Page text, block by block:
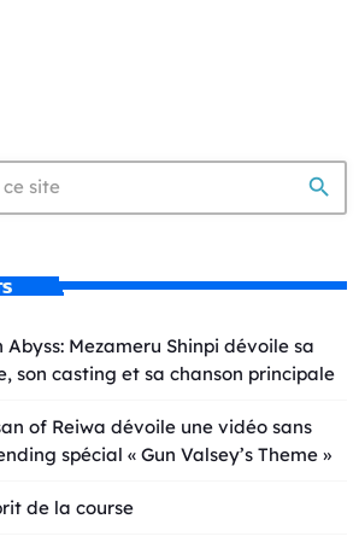
search
Mezameru Shinpi dévoile sa
son casting et sa chanson principale
of Reiwa dévoile une vidéo sans
spécial « Gun Valsey’s Theme »
de la course